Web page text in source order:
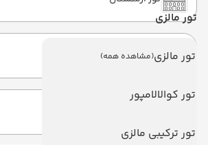
تور مالزی
تور مالزی(مشاهده همه)
تور کوالالامپور
تور ترکیبی مالزی
تور مالزی